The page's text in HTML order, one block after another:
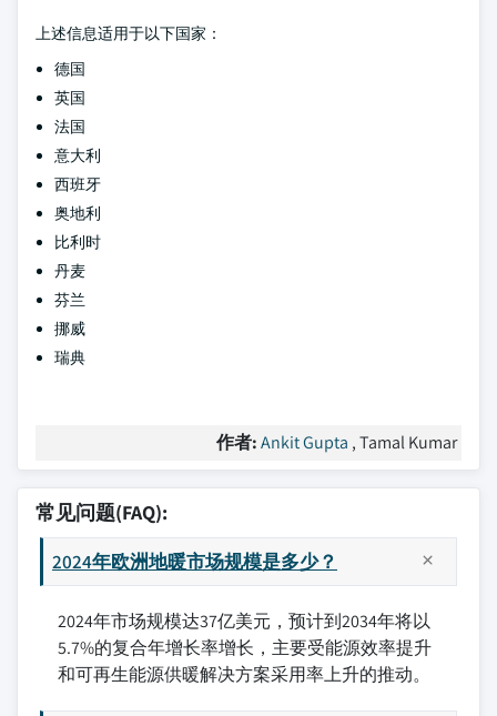
上述信息适用于以下国家：
德国
英国
法国
意大利
西班牙
奥地利
比利时
丹麦
芬兰
挪威
瑞典
作者:Ankit Gupta , Tamal Kumar
常见问题(FAQ):
2024年欧洲地暖市场规模是多少？
2024年市场规模达37亿美元，预计到2034年将以
5.7%的复合年增长率增长，主要受能源效率提升
和可再生能源供暖解决方案采用率上升的推动。